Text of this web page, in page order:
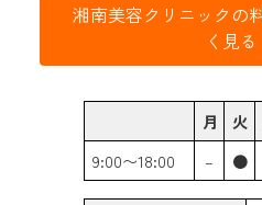
湘南美容クリニックの
く見る
月 火
9:00〜18:00
– ●